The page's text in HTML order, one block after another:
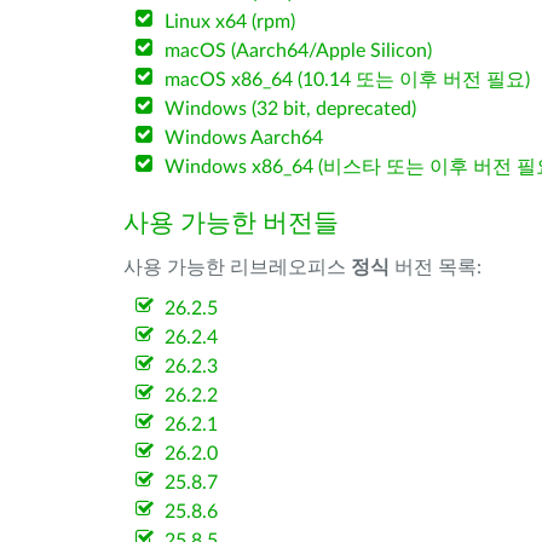
Linux x64 (rpm)
macOS (Aarch64/Apple Silicon)
macOS x86_64 (10.14 또는 이후 버전 필요)
Windows (32 bit, deprecated)
Windows Aarch64
Windows x86_64 (비스타 또는 이후 버전 필
사용 가능한 버전들
사용 가능한 리브레오피스 정식 버전 목록:
26.2.5
26.2.4
26.2.3
26.2.2
26.2.1
26.2.0
25.8.7
25.8.6